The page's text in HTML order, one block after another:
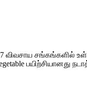
சங்கங்களில் உள்ள
பயிற்சியானது